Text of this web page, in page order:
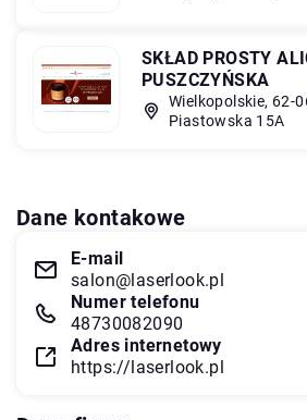
SKŁAD PROSTY
PUSZCZYŃSKA
Wielkopolskie, 62-
Piastowska 15A
Dane kontakowe
E-mail
salon@laserlook.pl
Numer telefonu
48730082090
Adres internetowy
https://laserlook.pl